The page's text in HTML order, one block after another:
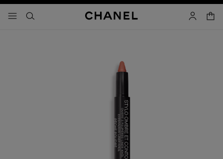
- navegación principal
buscar cuenta
carrito